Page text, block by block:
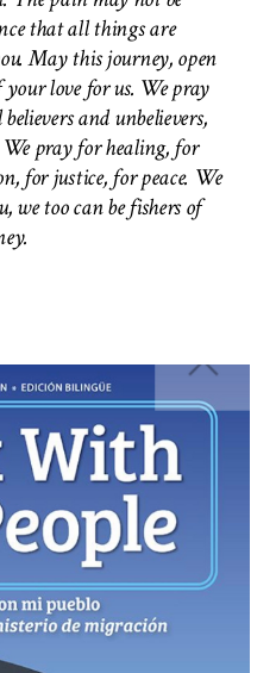
that all things are
May this journey, open
your love for us. We pray
and unbelievers,
pray for healing, for
for justice, for peace. We
we too can be fishers of